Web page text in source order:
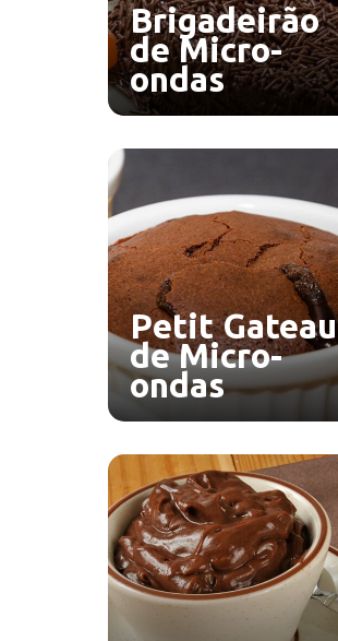
Brigadeirão
de Micro-
ondas
Petit Gateau
de Micro-
ondas